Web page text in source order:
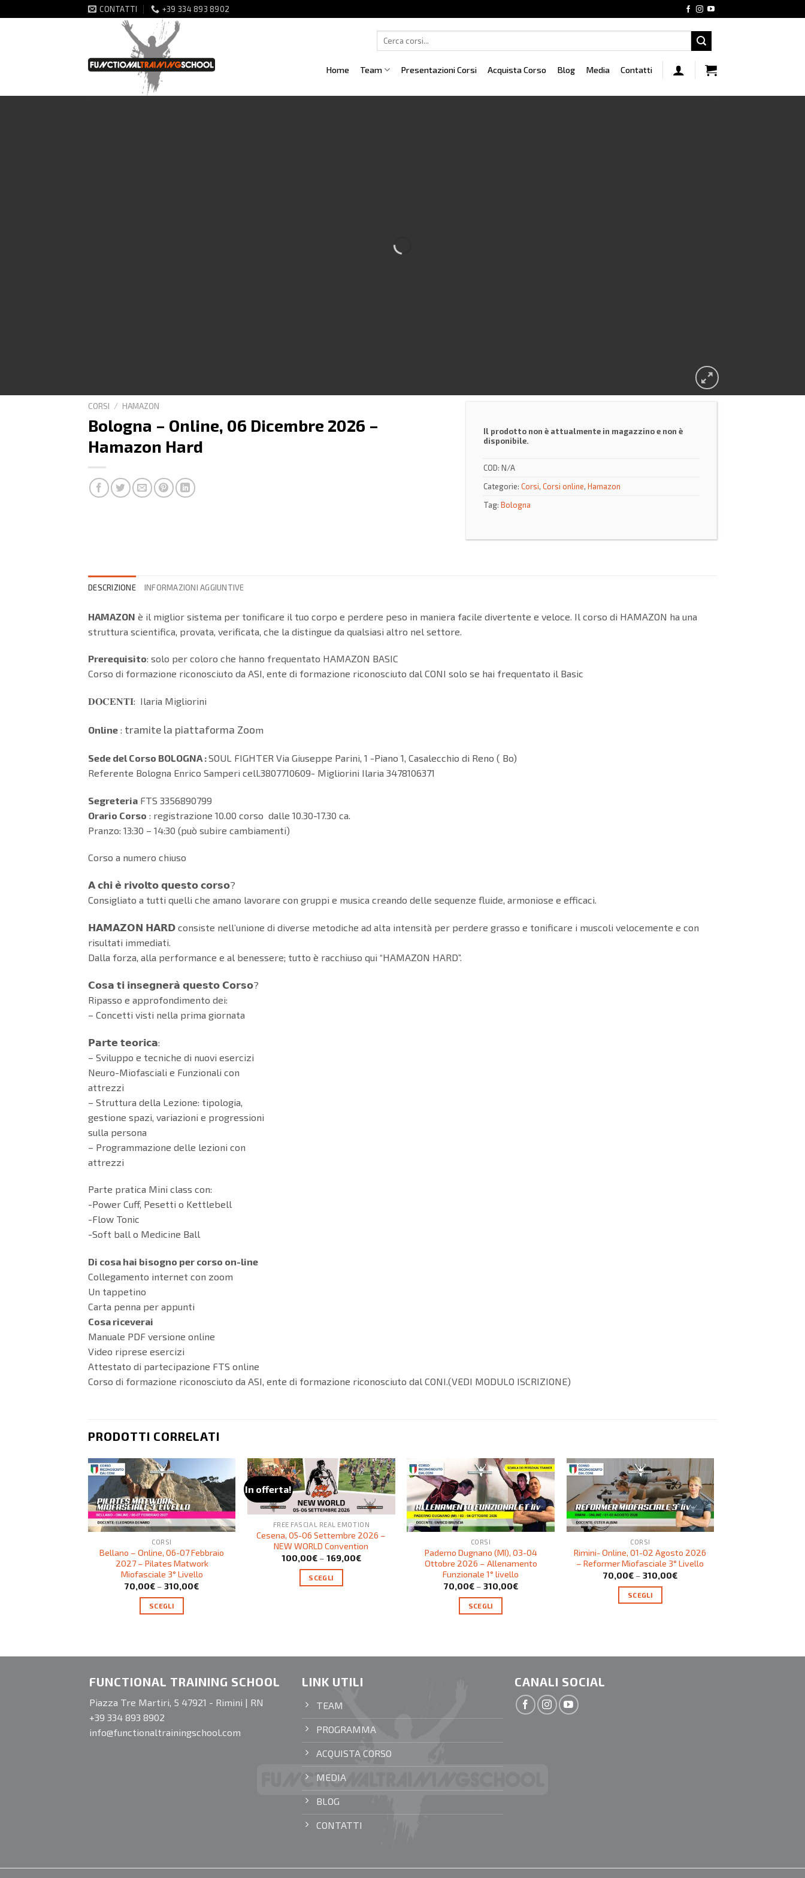
ai
CONTATTI +39 334 893 8902
Home Team Presentazioni Corsi Acquista Corso Blog Media Contatti
CORSI / HAMAZON
Bologna – Online, 06 Dicembre 2026 –
Hamazon Hard
Il prodotto non è attualmente in magazzino e non è
disponibile.
COD: N/A
Categorie: Corsi, Corsi online, Hamazon
Tag: Bologna
DESCRIZIONE INFORMAZIONI AGGIUNTIVE
HAMAZON è il miglior sistema per tonificare il tuo corpo e perdere peso in maniera facile divertente e veloce. Il corso di HAMAZON ha una
struttura scientifica, provata, verificata, che la distingue da qualsiasi altro nel settore.
Prerequisito: solo per coloro che hanno frequentato HAMAZON BASIC
Corso di formazione riconosciuto da ASI, ente di formazione riconosciuto dal CONI solo se hai frequentato il Basic
𝐃𝐎𝐂𝐄𝐍𝐓𝐈: Ilaria Migliorini
Online : tramite la piattaforma Zoom
Sede del Corso BOLOGNA :SOUL FIGHTER Via Giuseppe Parini, 1 -Piano 1, Casalecchio di Reno ( Bo)
Referente Bologna Enrico Samperi cell.3807710609- Migliorini Ilaria 3478106371
Segreteria FTS 3356890799
Orario Corso : registrazione 10.00 corso dalle 10.30-17.30 ca.
Pranzo: 13:30 – 14:30 (può subire cambiamenti)
Corso a numero chiuso
𝗔 𝗰𝗵𝗶 𝗲̀ 𝗿𝗶𝘃𝗼𝗹𝘁𝗼 𝗾𝘂𝗲𝘀𝘁𝗼 𝗰𝗼𝗿𝘀𝗼?
Consigliato a tutti quelli che amano lavorare con gruppi e musica creando delle sequenze fluide, armoniose e efficaci.
𝗛𝗔𝗠𝗔𝗭𝗢𝗡 𝗛𝗔𝗥𝗗 consiste nell’unione di diverse metodiche ad alta intensità per perdere grasso e tonificare i muscoli velocemente e con
risultati immediati.
Dalla forza, alla performance e al benessere; tutto è racchiuso qui “HAMAZON HARD”.
𝗖𝗼𝘀𝗮 𝘁𝗶 𝗶𝗻𝘀𝗲𝗴𝗻𝗲𝗿𝗮̀ 𝗾𝘂𝗲𝘀𝘁𝗼 𝗖𝗼𝗿𝘀𝗼?
Ripasso e approfondimento dei:
– Concetti visti nella prima giornata
𝗣𝗮𝗿𝘁𝗲 𝘁𝗲𝗼𝗿𝗶𝗰𝗮:
– Sviluppo e tecniche di nuovi esercizi
Neuro-Miofasciali e Funzionali con
attrezzi
– Struttura della Lezione: tipologia,
gestione spazi, variazioni e progressioni
sulla persona
– Programmazione delle lezioni con
attrezzi
Parte pratica Mini class con:
-Power Cuff, Pesetti o Kettlebell
-Flow Tonic
-Soft ball o Medicine Ball
Di cosa hai bisogno per corso on-line
Collegamento internet con zoom
Un tappetino
Carta penna per appunti
Cosa riceverai
Manuale PDF versione online
Video riprese esercizi
Attestato di partecipazione FTS online
Corso di formazione riconosciuto da ASI, ente di formazione riconosciuto dal CONI.(VEDI MODULO ISCRIZIONE)
PRODOTTI CORRELATI
CORSI
Bellano – Online, 06-07 Febbraio
2027 – Pilates Matwork
Miofasciale 3° Livello
70,00€ –310,00€
SCEGLI
In offerta!
FREE FASCIAL REAL EMOTION
Cesena, 05-06 Settembre 2026 –
NEW WORLD Convention
100,00€– 169,00€
SCEGLI
CORSI
Paderno Dugnano (MI), 03-04
Ottobre 2026 – Allenamento
Funzionale 1° livello
70,00€– 310,00€
SCEGLI
CORSI
Rimini- Online, 01-02 Agosto 2026
– Reformer Miofasciale 3° Livello
70,00€– 310,00€
SCEGLI
FUNCTIONAL TRAINING SCHOOL
Piazza Tre Martiri, 5 47921 - Rimini | RN
+39 334 893 8902
info@functionaltrainingschool.com
LINK UTILI
TEAM
PROGRAMMA
ACQUISTA CORSO
MEDIA
BLOG
CONTATTI
CANALI SOCIAL